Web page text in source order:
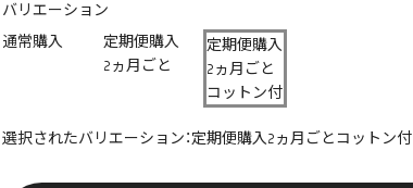
バリエーション
通常購入
定期便購入
2ヵ月ごと
定期便購入
2ヵ月ごと
コットン付
選択されたバリエーション：定期便購入2ヵ月ごとコットン付